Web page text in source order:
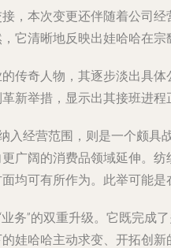
，本次变更还伴随着公司
它清晰地反映出娃哈哈在
传奇人物，其逐步淡出具
新举措，显示出其接班进
入经营范围，则是一个颇
广阔的消费品领域延伸。
均可有所作为。此举可能
业务”的双重升级。它既完
娃哈哈主动求变、开拓创